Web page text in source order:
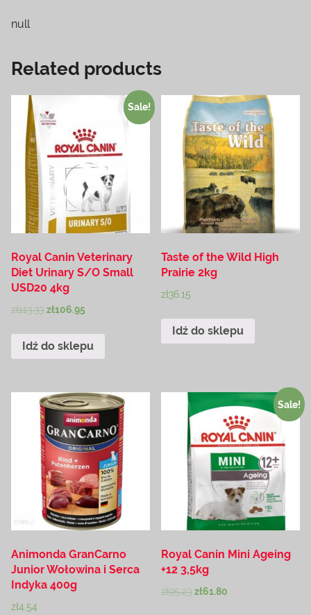
null
Related products
Sale!
Royal Canin Veterinary
Diet Urinary S/O Small
USD20 4kg
zł113.33 zł106.95
Idź do sklepu
Taste of the Wild High
Prairie 2kg
zł36.15
Idź do sklepu
Animonda GranCarno
Junior Wołowina i Serca
Indyka 400g
zł4.54
Sale!
Royal Canin Mini Ageing
+12 3,5kg
zł95.23 zł61.80